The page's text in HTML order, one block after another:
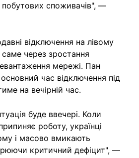
споживачів", —
відключення на лівому
через зростання
мережі. Пан
час відключення під
на вечірній час.
буде ввечері. Коли
роботу, українці
і масово вмикають
критичний дефіцит", —